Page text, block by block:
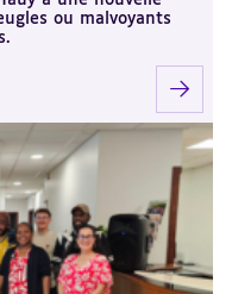
ou malvoyants